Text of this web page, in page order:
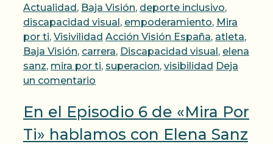
Categorías
Actualidad, Baja Visión, deporte inclusivo,
discapacidad visual, empoderamiento, Mira
por ti, Visivilidad Etiquetas
Acción Visión España, atleta,
Baja Visión, carrera, Discapacidad visual, elena
sanz, mira por ti, superacion, visibilidad Deja
un comentario
En el Episodio 6 de «Mira Por
Ti» hablamos con Elena Sanz